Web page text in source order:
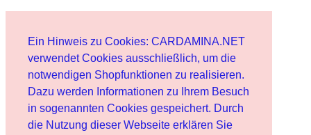
Ein Hinweis zu Cookies: CARDAMINA.NET
verwendet Cookies ausschließlich, um die
notwendigen Shopfunktionen zu realisieren.
Dazu werden Informationen zu Ihrem Besuch
in sogenannten Cookies gespeichert. Durch
die Nutzung dieser Webseite erklären Sie
Benutzer
Newsletter